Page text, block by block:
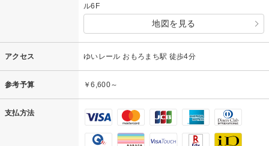
ル6F
地図を見る
アクセス ゆいレール おもろまち駅 徒歩4分
参考予算 ￥6,600～
支払方法